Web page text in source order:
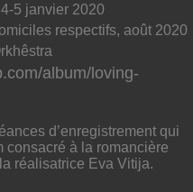
5 janvier 2020
respectifs, août 2020
album/loving-
d’enregistrement qui
consacré à la romancière
réalisatrice Eva Vitija.